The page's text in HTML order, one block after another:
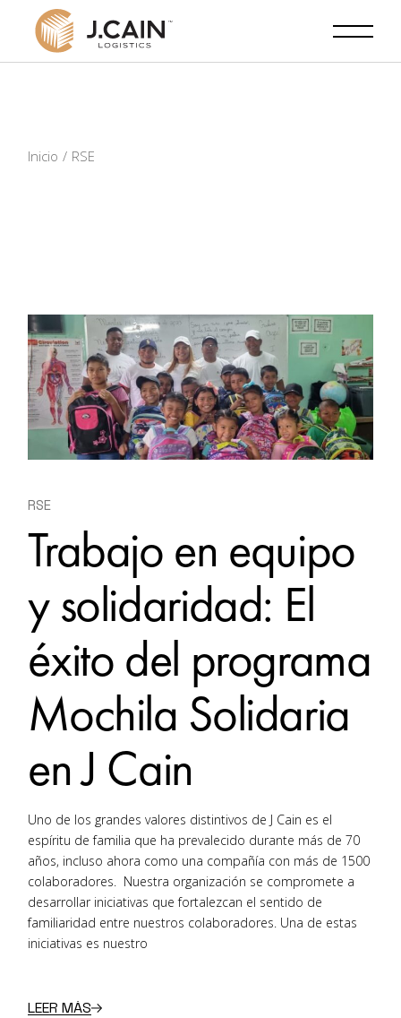
content
Inicio RSE
RSE
Trabajo en equipo
y solidaridad: El
éxito del programa
Mochila Solidaria
en J Cain
Uno de los grandes valores distintivos de J Cain es el
espíritu de familia que ha prevalecido durante más de 70
años, incluso ahora como una compañía con más de 1500
colaboradores. Nuestra organización se compromete a
desarrollar iniciativas que fortalezcan el sentido de
familiaridad entre nuestros colaboradores. Una de estas
iniciativas es nuestro
LEER MÁS